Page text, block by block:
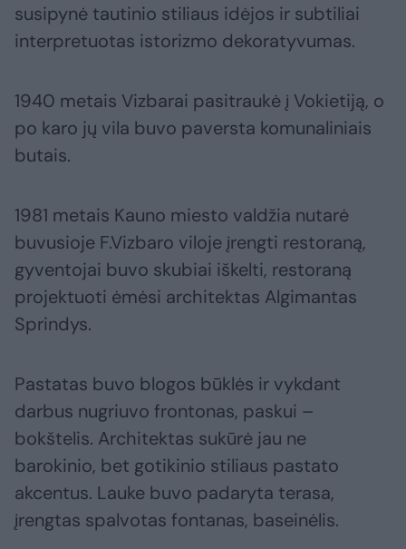
susipynė tautinio stiliaus idėjos ir subtiliai
interpretuotas istorizmo dekoratyvumas.
1940 metais Vizbarai pasitraukė į Vokietiją, o
po karo jų vila buvo paversta komunaliniais
butais.
1981 metais Kauno miesto valdžia nutarė
buvusioje F.Vizbaro viloje įrengti restoraną,
gyventojai buvo skubiai iškelti, restoraną
projektuoti ėmėsi architektas Algimantas
Sprindys.
Pastatas buvo blogos būklės ir vykdant
darbus nugriuvo frontonas, paskui –
bokštelis. Architektas sukūrė jau ne
barokinio, bet gotikinio stiliaus pastato
akcentus. Lauke buvo padaryta terasa,
įrengtas spalvotas fontanas, baseinėlis.